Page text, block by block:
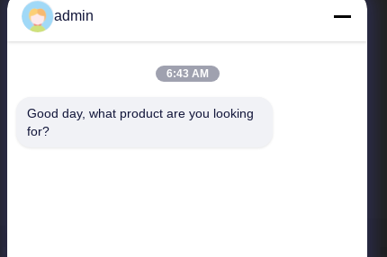
Γρήγοροι Σύνδεσμοι
admin
6:43 AM
Good day, what product are you looking
for?